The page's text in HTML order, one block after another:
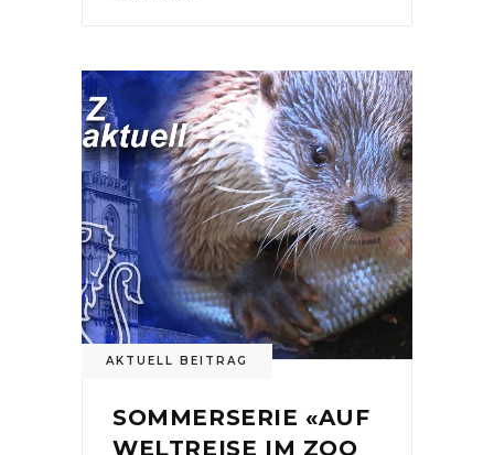
AKTUELL BEITRAG
SOMMERSERIE «AUF
WELTREISE IM ZOO